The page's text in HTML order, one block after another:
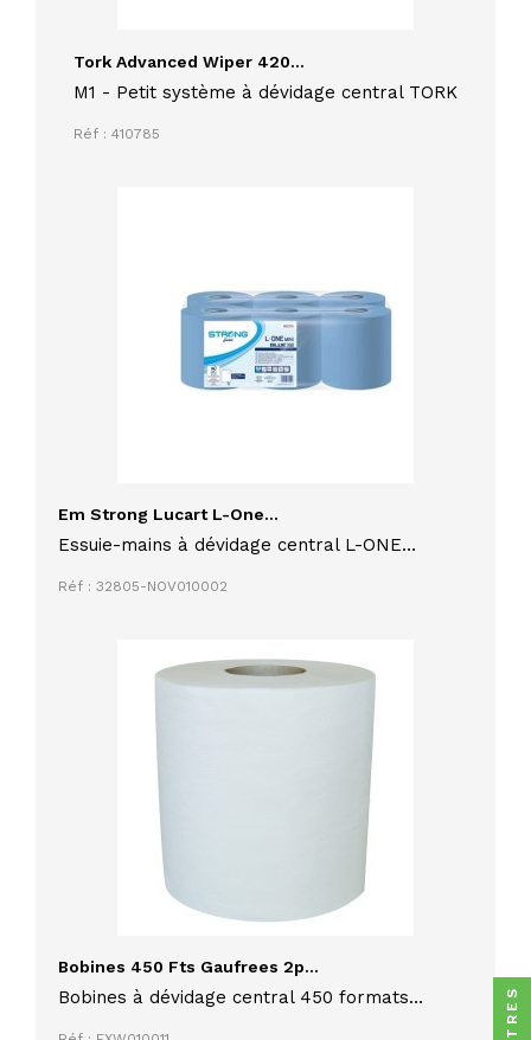
Tork Advanced Wiper 420...
M1 - Petit système à dévidage central TORK
Réf : 410785
Em Strong Lucart L-One...
Essuie-mains à dévidage central L-ONE
rouleaux de 350 feuilles
Réf : 32805-NOV010002
Bobines 450 Fts Gaufrees 2p...
Bobines à dévidage central 450 formats